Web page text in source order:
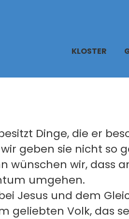
KLOSTER
Dinge, die er
geben sie nicht so
wünschen wir, dass
umgehen.
Jesus und dem
geliebten Volk, das